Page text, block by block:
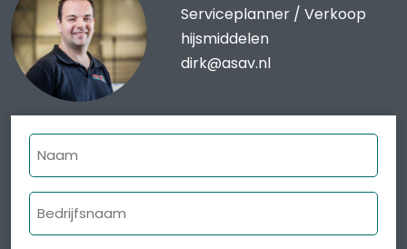
Serviceplanner / Verkoop
hijsmiddelen
dirk@asav.nl
Naam
Bedrijfsnaam